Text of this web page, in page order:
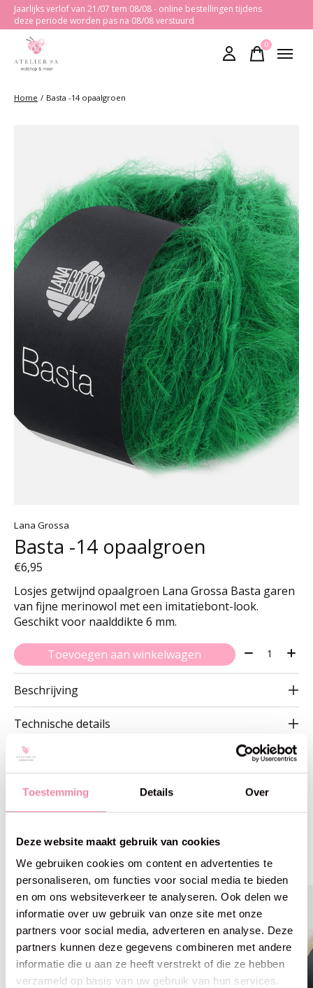
Toestemming Details Over
Deze website maakt gebruik van cookies
We gebruiken cookies om content en advertenties te
personaliseren, om functies voor social media te bieden
en om ons websiteverkeer te analyseren. Ook delen we
informatie over uw gebruik van onze site met onze
partners voor social media, adverteren en analyse. Deze
partners kunnen deze gegevens combineren met andere
informatie die u aan ze heeft verstrekt of die ze hebben
verzameld op basis van uw gebruik van hun services.
Jaarlijks verlof van 21/07 tem 08/08 - online bestellingen tijdens
deze periode worden pas na 08/08 verstuurd
0items
Home / Basta -14 opaalgroen
Lana Grossa
Basta -14 opaalgroen
€6,95
Losjes getwijnd opaalgroen Lana Grossa Basta garen
van fijne merinowol met een imitatiebont-look.
Geschikt voor naalddikte 6 mm.
Toevoegen aan winkelwagen Aantal:
Beschrijving
Technische details
Carousel items